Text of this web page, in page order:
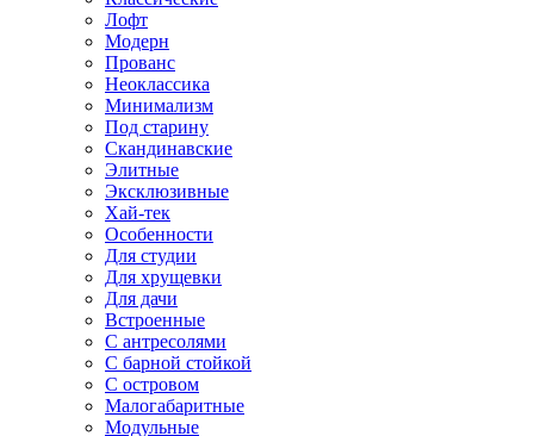
Лофт
Модерн
Прованс
Неоклассика
Минимализм
Под старину
Скандинавские
Элитные
Эксклюзивные
Хай-тек
Особенности
Для студии
Для хрущевки
Для дачи
Встроенные
С антресолями
С барной стойкой
С островом
Малогабаритные
Модульные